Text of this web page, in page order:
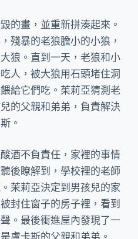
的畫，並重新拼湊起來。
殘暴的老狼膽小的小狼，
狼。直到一天，老狼和小
人，被大狼用石頭堵住洞
給它們吃。茱莉亞猜測老
的父親和弟弟，負責解決
。
酒不負責任，家裡的事情
後瞭解到，學校裡的老師
茉莉亞決定到男孩兒的家
封住窗子的房子裡，看到
。最後衝進屋內發現了一
盧卡斯的父親和弟弟。